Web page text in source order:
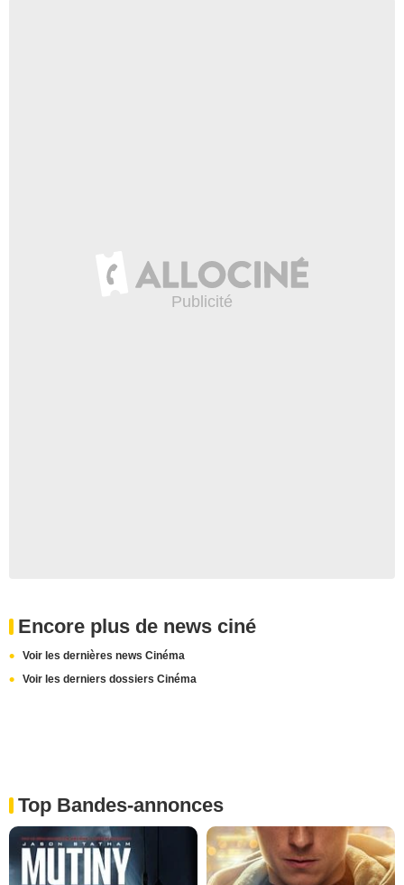
Encore plus de news ciné
Voir les dernières news Cinéma
Voir les derniers dossiers Cinéma
Top Bandes-annonces